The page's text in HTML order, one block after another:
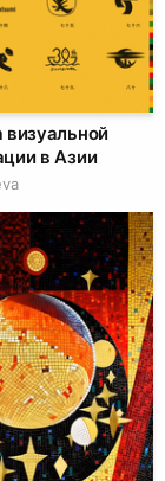
в Азии